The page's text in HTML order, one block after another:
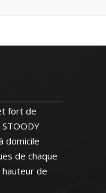
pour
cours.
particuliers.
d’apporter
et la bonne
séances
fort de
domicile
de chaque
de